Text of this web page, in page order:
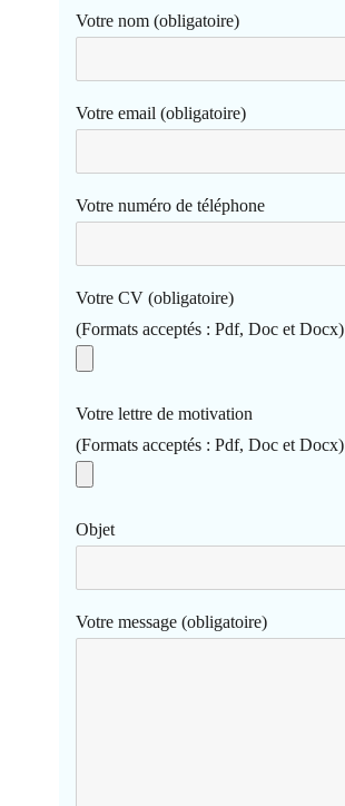
Votre nom (obligatoire)
Votre email (obligatoire)
Votre numéro de téléphone
Votre CV (obligatoire)
(Formats acceptés : Pdf, Doc et Docx)
Votre lettre de motivation
(Formats acceptés : Pdf, Doc et Docx)
Objet
Votre message (obligatoire)